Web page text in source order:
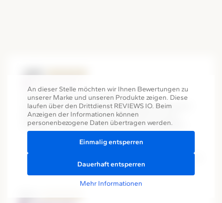
An dieser Stelle möchten wir Ihnen Bewertungen zu
unserer Marke und unseren Produkte zeigen. Diese
laufen über den Drittdienst REVIEWS IO. Beim
Anzeigen der Informationen können
personenbezogene Daten übertragen werden.
Einmalig entsperren
Dauerhaft entsperren
Mehr Informationen